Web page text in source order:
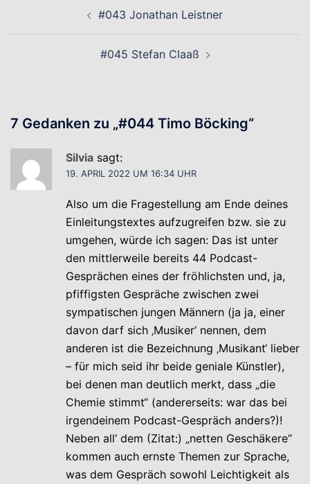
#043 Jonathan Leistner
#045 Stefan Claaß
7 Gedanken zu „#044 Timo Böcking“
Silvia sagt:
19. APRIL 2022 UM 16:34 UHR
Also um die Fragestellung am Ende deines
Einleitungstextes aufzugreifen bzw. sie zu
umgehen, würde ich sagen: Das ist unter
den mittlerweile bereits 44 Podcast-
Gesprächen eines der fröhlichsten und, ja,
pfiffigsten Gespräche zwischen zwei
sympatischen jungen Männern (ja ja, einer
davon darf sich ‚Musiker‘ nennen, dem
anderen ist die Bezeichnung ‚Musikant‘ lieber
– für mich seid ihr beide geniale Künstler),
bei denen man deutlich merkt, dass „die
Chemie stimmt“ (andererseits: war das bei
irgendeinem Podcast-Gespräch anders?)!
Neben all‘ dem (Zitat:) „netten Geschäkere“
kommen auch ernste Themen zur Sprache,
was dem Gespräch sowohl Leichtigkeit als